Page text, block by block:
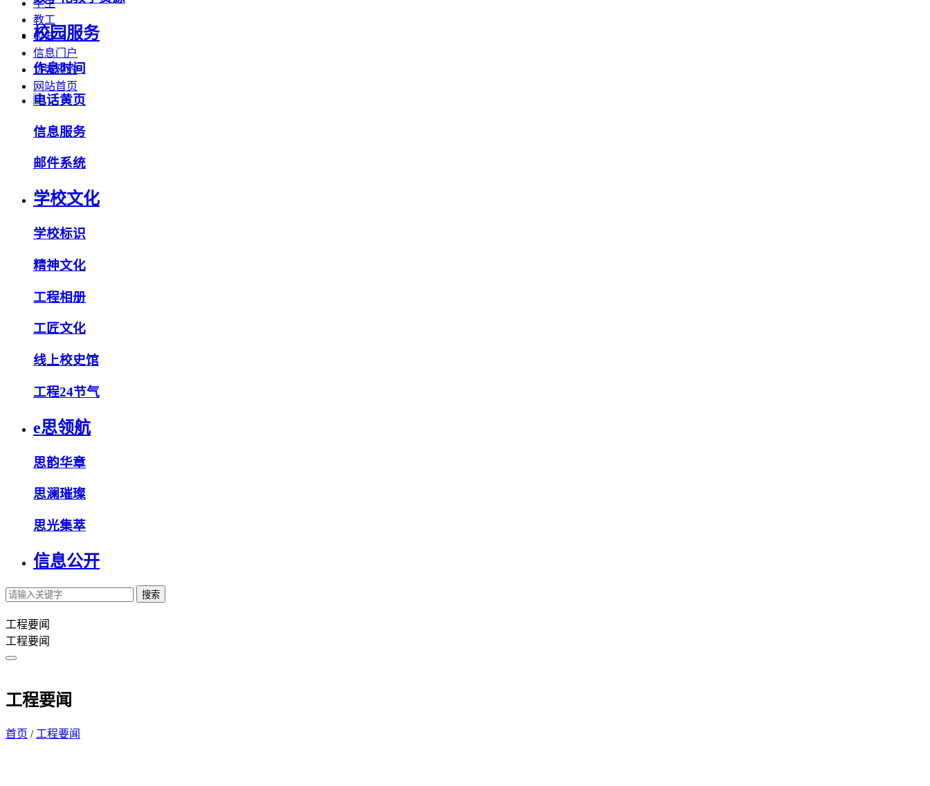
学生
教工
校友
信息门户
访客预约
网站首页
校园服务
作息时间
电话黄页
信息服务
邮件系统
学校文化
学校标识
精神文化
工程相册
工匠文化
线上校史馆
工程24节气
e思领航
思韵华章
思澜璀璨
思光集萃
信息公开
搜索
工程要闻
工程要闻
工程要闻
首页 / 工程要闻